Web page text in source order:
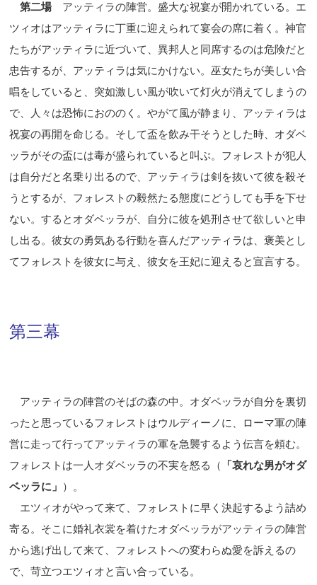
第二場アッティラの陣営。盛大な祝宴が開かれている。エ
ツィオはアッティラに丁重に迎えられて宴会の席に着く。神官
たちがアッティラに近づいて、異邦人と同席するのは危険だと
忠告するが、アッティラは気にかけない。巫女たちが美しい合
唱をしていると、突如激しい風が吹いて灯火が消えてしまうの
で、人々は恐怖におののく。やがて風が静まり、アッティラは
祝宴の再開を命じる。そして盃を飲み干そうとした時、オダベ
ッラがその盃には毒が盛られていると叫ぶ。フォレストが犯人
は自分だと名乗り出るので、アッティラは剣を抜いて彼を殺そ
うとするが、フォレストの毅然たる態度にどうしても手を下せ
ない。するとオダベッラが、自分に彼を処刑させて欲しいと申
し出る。彼女の勇気ある行動を喜んだアッティラは、褒美とし
てフォレストを彼女に与え、彼女を王妃に迎えると宣言する。
第三幕
アッティラの陣営のそばの森の中。オダベッラが自分を裏切
ったと思っているフォレストはウルディーノに、ローマ軍の陣
営に走って行ってアッティラの軍を急襲するよう伝言を頼む。
フォレストは一人オダベッラの不実を怒る（
「哀れな男がオダ
ベッラに」 ）。
エツィオがやって来て、フォレストに早く決起するよう詰め
寄る。そこに婚礼衣裳を着けたオダベッラがアッティラの陣営
から逃げ出して来て、フォレストへの変わらぬ愛を訴えるの
で、苛立つエツィオと言い合っている。